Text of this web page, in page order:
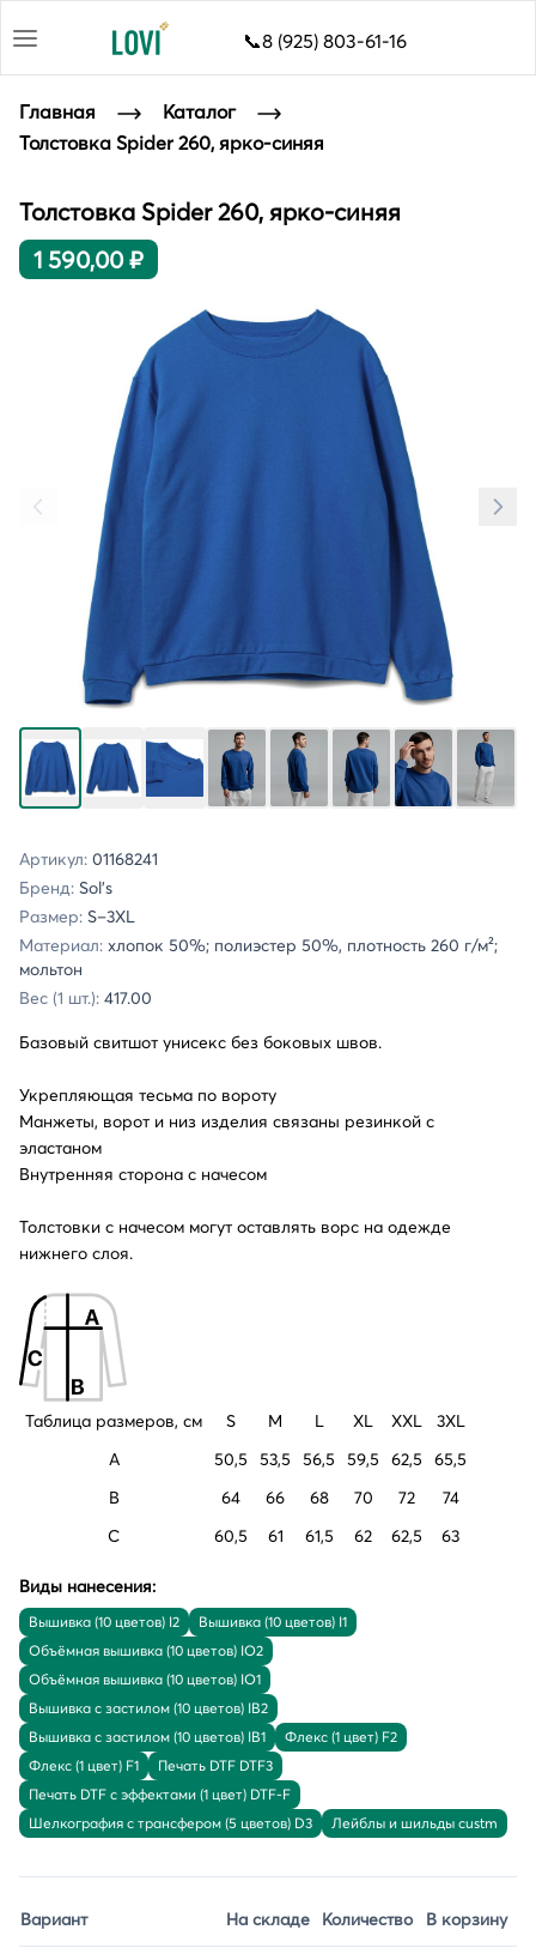
📞8 (925) 803-61-16
Главная
Каталог
Толстовка Spider 260, ярко-синяя
Толстовка Spider 260, ярко-синяя
1 590,00 ₽
Артикул: 01168241
Бренд: Sol's
Размер: S–3XL
Материал: хлопок 50%; полиэстер 50%, плотность 260 г/м²;
мольтон
Вес (1 шт.): 417.00
Базовый свитшот унисекс без боковых швов.
Укрепляющая тесьма по вороту
Манжеты, ворот и низ изделия связаны резинкой с
эластаном
Внутренняя сторона с начесом
Толстовки с начесом могут оставлять ворс на одежде
нижнего слоя.
Таблица размеров, см S M L XL XXL
3XL
A
50,5 53,5 56,5 59,5 62,5
65,5
B
64 66 68 70 72
74
C
60,5 61 61,5 62 62,5 63
Виды нанесения:
Вышивка (10 цветов) I2
Вышивка (10 цветов) I1
Объёмная вышивка (10 цветов) IO2
Объёмная вышивка (10 цветов) IO1
Вышивка с застилом (10 цветов) IB2
Вышивка с застилом (10 цветов) IB1
Флекс (1 цвет) F2
Флекс (1 цвет) F1
Печать DTF DTF3
Печать DTF с эффектами (1 цвет) DTF-F
Шелкография с трансфером (5 цветов) D3
Лейблы и шильды custm
Вариант На складе Количество В корзину